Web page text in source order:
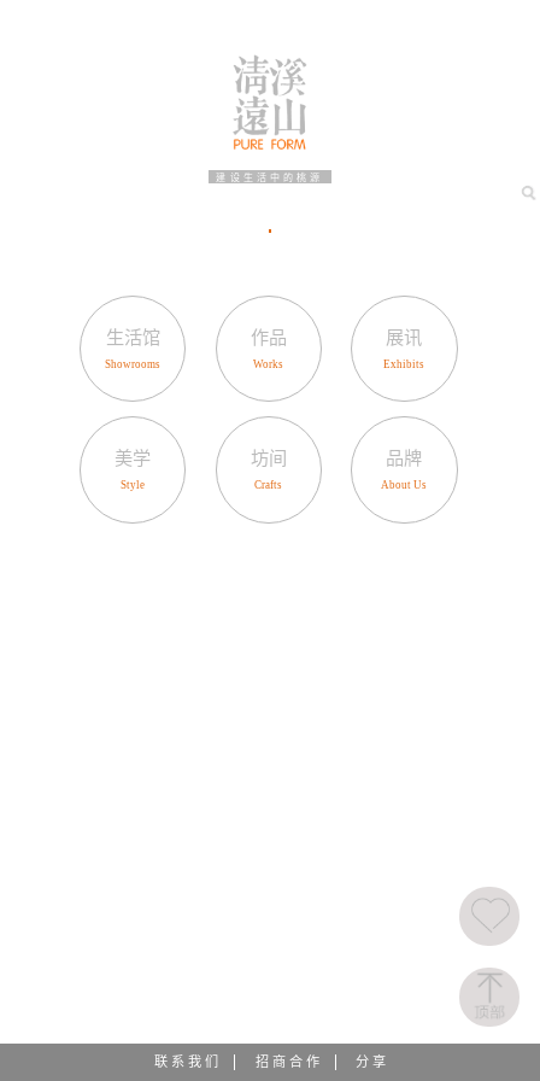
建设生活中的桃源
生活馆 作品 展讯
美学 坊间 品牌
联 系 我 们 招 商 合 作 分 享